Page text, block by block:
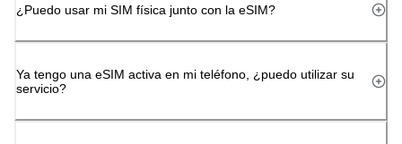
¿Puedo usar mi SIM física junto con la eSIM?
Ya tengo una eSIM activa en mi teléfono, ¿puedo utilizar su
servicio?